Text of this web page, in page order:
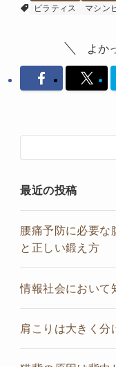
ピラティス
マシン
よか
最近の投稿
腰痛予防に必要な
と正しい鍛え方
情報社会において
肩こりは大きく分